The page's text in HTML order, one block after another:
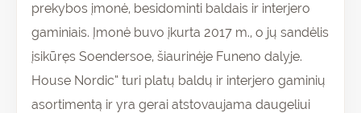
prekybos įmonė, besidominti baldais ir interjero
gaminiais. Įmonė buvo įkurta 2017 m., o jų sandėlis
įsikūręs Soendersoe, šiaurinėje Funeno dalyje.
House Nordic“ turi platų baldų ir interjero gaminių
asortimentą ir yra gerai atstovaujama daugeliui